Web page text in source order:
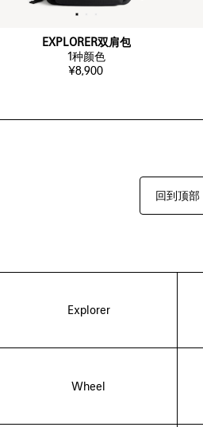
EXPLORER双肩包
1种颜色
¥8,900
回到顶部
Explorer
Wheel